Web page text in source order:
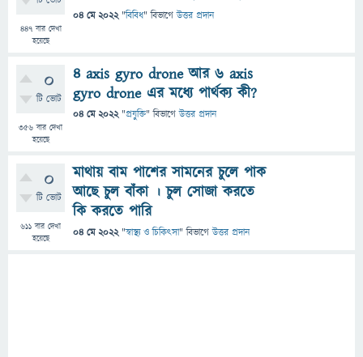
447বার দেখা
হয়েছে
04 মে 2022 "বিবিধ" বিভাগে উত্তর প্রদান
0
টি ভোট
356 বার দেখা
হয়েছে
4 axis gyro drone আর 6 axis
gyro drone এর মধ্যে পার্থক্য কী?
04 মে 2022 "প্রযুক্তি" বিভাগে উত্তর প্রদান
0
টি ভোট
611 বার দেখা
হয়েছে
মাথায় বাম পাশের সামনের চুলে পাক
আছে চুল বাঁকা । চুল সোজা করতে
কি করতে পারি
04 মে 2022 "স্বাস্থ্য ও চিকিৎসা" বিভাগে উত্তর প্রদান